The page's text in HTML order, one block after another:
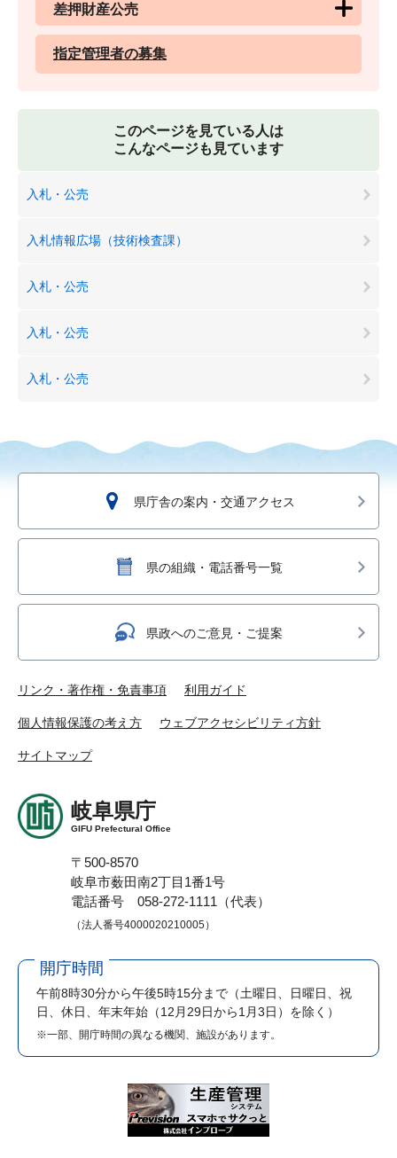
差押財産公売
指定管理者の募集
このページを見ている人は
こんなページも見ています
入札・公売
入札情報広場（技術検査課）
入札・公売
入札・公売
入札・公売
県庁舎の案内・交通アクセス
県の組織・電話番号一覧
県政へのご意見・ご提案
リンク・著作権・免責事項 利用ガイド
個人情報保護の考え方 ウェブアクセシビリティ方針
サイトマップ
岐阜県庁
GIFU Prefectural Office
〒500-8570
岐阜市薮田南2丁目1番1号
電話番号 058-272-1111（代表）
（法人番号4000020210005）
開庁時間
午前8時30分から午後5時15分まで （土曜日、日曜日、祝
日、休日、年末年始（12月29日から1月3日）を除く）
※一部、開庁時間の異なる機関、施設があります。